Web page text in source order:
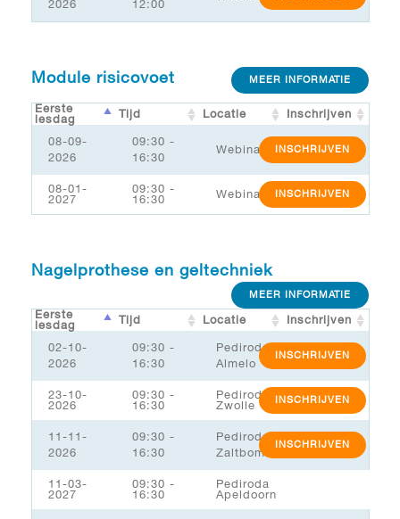
2026
12:00
Module risicovoet MEER INFORMATIE
Eerste
lesdag
Tijd Locatie Inschrijven
08-09-
2026
09:30 -
16:30
Webinar INSCHRIJVEN
08-01-
2027
09:30 -
16:30
Webinar INSCHRIJVEN
Nagelprothese en geltechniek
MEER INFORMATIE
Eerste
lesdag
Tijd Locatie Inschrijven
02-10-
2026
09:30 -
16:30
Pediroda
Almelo
INSCHRIJVEN
23-10-
2026
09:30 -
16:30
Pediroda
Zwolle
INSCHRIJVEN
11-11-
2026
09:30 -
16:30
Pediroda
Zaltbommel/MSK
INSCHRIJVEN
11-03-
2027
09:30 -
16:30
Pediroda
Apeldoorn